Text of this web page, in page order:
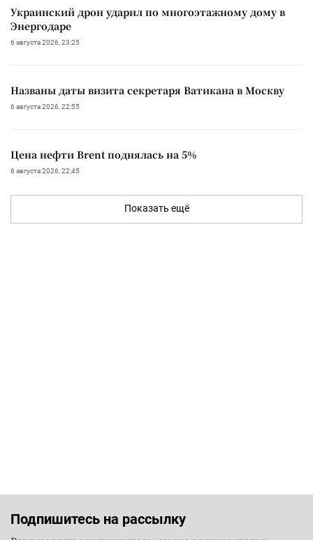
Украинский дрон ударил по многоэтажному дому в
Энергодаре
6 августа 2026, 23:25
Названы даты визита секретаря Ватикана в Москву
6 августа 2026, 22:55
Цена нефти Brent поднялась на 5%
6 августа 2026, 22:45
Показать ещё
Подпишитесь на рассылку